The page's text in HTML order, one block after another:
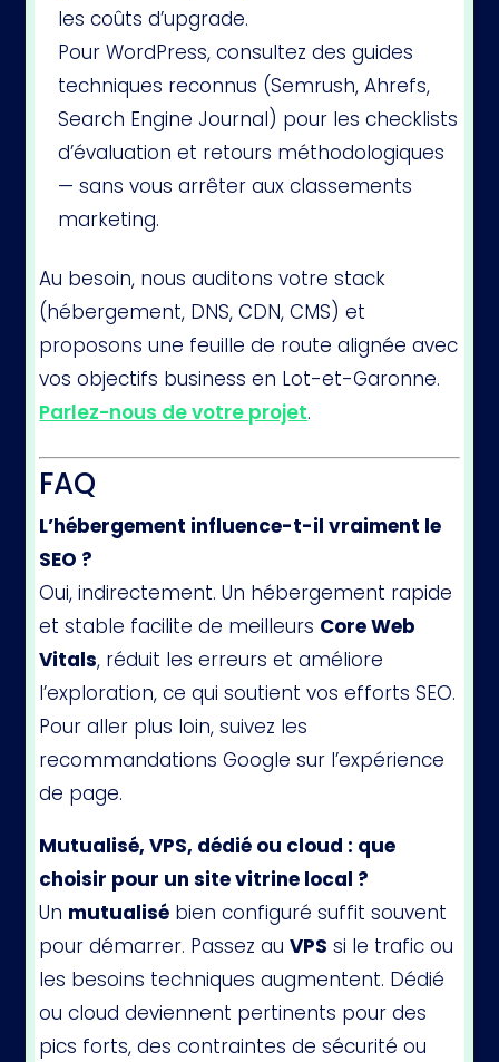
les coûts d’upgrade.
Pour WordPress, consultez des guides
techniques reconnus (Semrush, Ahrefs,
Search Engine Journal) pour les checklists
d’évaluation et retours méthodologiques
— sans vous arrêter aux classements
marketing.
Au besoin, nous auditons votre stack
(hébergement, DNS, CDN, CMS) et
proposons une feuille de route alignée avec
vos objectifs business en Lot-et-Garonne.
Parlez-nous de votre projet.
FAQ
L’hébergement influence-t-il vraiment le
SEO ?
Oui, indirectement. Un hébergement rapide
et stable facilite de meilleurs Core Web
Vitals, réduit les erreurs et améliore
l’exploration, ce qui soutient vos efforts SEO.
Pour aller plus loin, suivez les
recommandations Google sur l’expérience
de page.
Mutualisé, VPS, dédié ou cloud : que
choisir pour un site vitrine local ?
Un mutualisé bien configuré suffit souvent
pour démarrer. Passez auVPS si le trafic ou
les besoins techniques augmentent. Dédié
ou cloud deviennent pertinents pour des
pics forts, des contraintes de sécurité ou